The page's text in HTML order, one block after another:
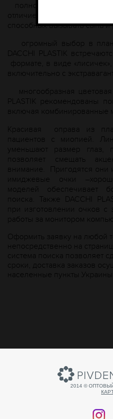
полное отсутствие
отличие от
способных вызывать сыпь
огромный выбор в
DACCHI PLASTIK
формате, в виде
включительно с
многообразная
PLASTIK рекомендованы
включая комбинированные
Красивая оправа из
пациентов с миопией.
уменьшают размер глаз,
позволяет смещать
внимание. Пригодятся они
имиджевые очки
моделей обеспечивает
поиска. Также DACCHI
при изготовлении очков с
работы за монитором
Оформить заявку на любой
непосредственно на
система поиска позволяет
сроки, доставка заказов
населенные пункты Украины
2014 ©